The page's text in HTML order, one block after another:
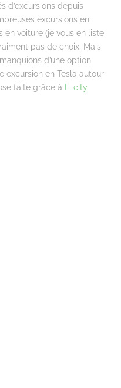
d’excursions depuis
excursions en
en voiture (je vous en liste
pas de choix. Mais
d’une option
excursion en Tesla autour
faite grâce à E-city